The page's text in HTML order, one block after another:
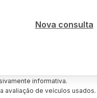
Nova consulta
informativa.
avaliação de veículos usados.